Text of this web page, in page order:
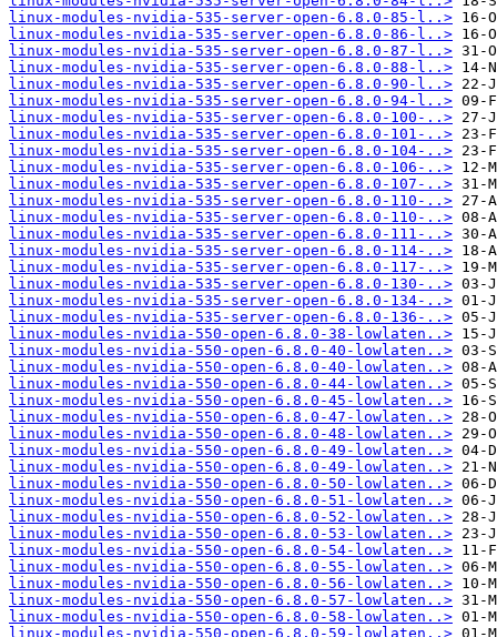
linux-modules-nvidia-535-server-open-6.8.0-85-l..>
linux-modules-nvidia-535-server-open-6.8.0-86-l..>
linux-modules-nvidia-535-server-open-6.8.0-87-l..>
linux-modules-nvidia-535-server-open-6.8.0-88-l..>
linux-modules-nvidia-535-server-open-6.8.0-90-l..>
linux-modules-nvidia-535-server-open-6.8.0-94-l..>
linux-modules-nvidia-535-server-open-6.8.0-100-..>
linux-modules-nvidia-535-server-open-6.8.0-101-..>
linux-modules-nvidia-535-server-open-6.8.0-104-..>
linux-modules-nvidia-535-server-open-6.8.0-106-..>
linux-modules-nvidia-535-server-open-6.8.0-107-..>
linux-modules-nvidia-535-server-open-6.8.0-110-..>
linux-modules-nvidia-535-server-open-6.8.0-110-..>
linux-modules-nvidia-535-server-open-6.8.0-111-..>
linux-modules-nvidia-535-server-open-6.8.0-114-..>
linux-modules-nvidia-535-server-open-6.8.0-117-..>
linux-modules-nvidia-535-server-open-6.8.0-130-..>
linux-modules-nvidia-535-server-open-6.8.0-134-..>
linux-modules-nvidia-535-server-open-6.8.0-136-..>
linux-modules-nvidia-550-open-6.8.0-38-lowlaten..>
linux-modules-nvidia-550-open-6.8.0-40-lowlaten..>
linux-modules-nvidia-550-open-6.8.0-40-lowlaten..>
linux-modules-nvidia-550-open-6.8.0-44-lowlaten..>
linux-modules-nvidia-550-open-6.8.0-45-lowlaten..>
linux-modules-nvidia-550-open-6.8.0-47-lowlaten..>
linux-modules-nvidia-550-open-6.8.0-48-lowlaten..>
linux-modules-nvidia-550-open-6.8.0-49-lowlaten..>
linux-modules-nvidia-550-open-6.8.0-49-lowlaten..>
linux-modules-nvidia-550-open-6.8.0-50-lowlaten..>
linux-modules-nvidia-550-open-6.8.0-51-lowlaten..>
linux-modules-nvidia-550-open-6.8.0-52-lowlaten..>
linux-modules-nvidia-550-open-6.8.0-53-lowlaten..>
linux-modules-nvidia-550-open-6.8.0-54-lowlaten..>
linux-modules-nvidia-550-open-6.8.0-55-lowlaten..>
linux-modules-nvidia-550-open-6.8.0-56-lowlaten..>
linux-modules-nvidia-550-open-6.8.0-57-lowlaten..>
linux-modules-nvidia-550-open-6.8.0-58-lowlaten..>
linux-modules-nvidia-550-open-6.8.0-59-lowlaten..>